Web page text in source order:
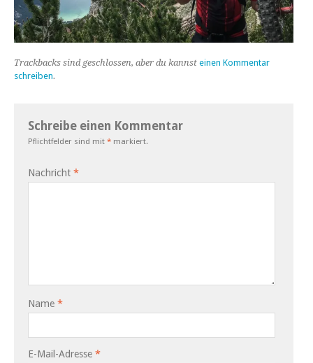
Trackbacks sind geschlossen, aber du kannst einen Kommentar
schreiben.
Schreibe einen Kommentar
Pflichtfelder sind mit * markiert.
Nachricht *
Name *
E-Mail-Adresse *